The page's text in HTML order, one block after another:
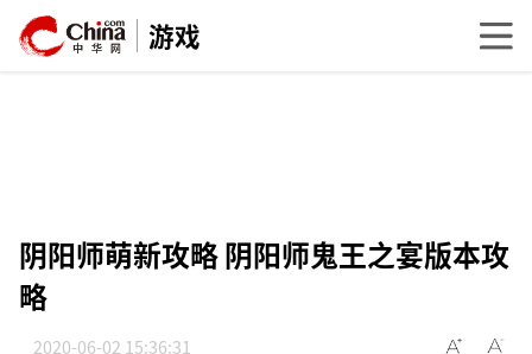
游戏
阴阳师萌新攻略 阴阳师鬼王之宴版本攻
略
2020-06-02 15:36:31